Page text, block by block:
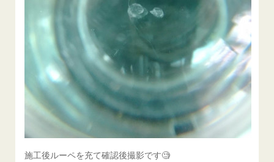
施工後ルーペを充て確認後撮影です🧐